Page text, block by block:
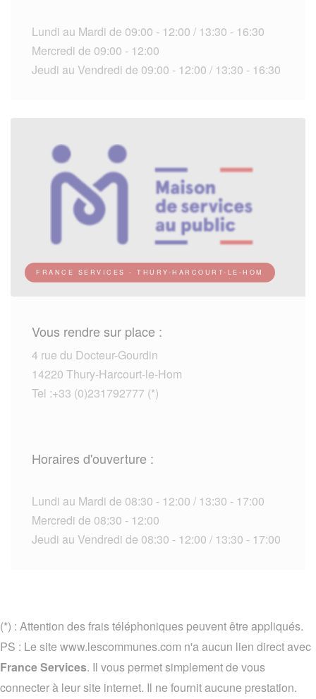
Lundi au Mardi de 09:00 - 12:00 / 13:30 - 16:30
Mercredi de 09:00 - 12:00
Jeudi au Vendredi de 09:00 - 12:00 / 13:30 - 16:30
FRANCE SERVICES - THURY-HARCOURT-LE-HOM
Vous rendre sur place :
4 rue du Docteur-Gourdin
14220 Thury-Harcourt-le-Hom
Tel :+33 (0)231792777 (*)
Horaires d'ouverture :
Lundi au Mardi de 08:30 - 12:00 / 13:30 - 17:00
Mercredi de 08:30 - 12:00
Jeudi au Vendredi de 08:30 - 12:00 / 13:30 - 17:00
(*) : Attention des frais téléphoniques peuvent être appliqués.
PS : Le site www.lescommunes.com n'a aucun lien direct avec
France Services. Il vous permet simplement de vous
connecter à leur site internet. Il ne fournit aucune prestation.